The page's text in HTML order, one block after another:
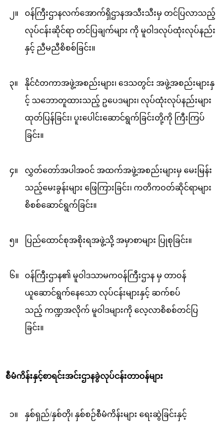
၂။ ဝန်ကြီးဌာနလက်အောက်ရှိဌာနအသီးသီးမှ တင်ပြလာသည့်
လုပ်ငန်းဆိုင်ရာ တင်ပြချက်များ ကို မူဝါဒလုပ်ထုံးလုပ်နည်း
နှင့် ညီမညီစိစစ်ခြင်း။
၃။ နိုင်ငံတကာအဖွဲ့အစည်းများ၊ ဒေသတွင်း အဖွဲ့အစည်းများနှ
င့် သဘောတူထားသည့် ဥပေဒများ၊ လုပ်ထုံးလုပ်နည်းများ
ထုတ်ပြန်ခြင်း၊ ပူးပေါင်းဆောင်ရွက်ခြင်းတို့ကို ကြီးကြပ်
ခြင်း။
၄။ လွှတ်တော်အပါအဝင် အထက်အဖွဲ့အစည်းများမှ မေးမြန်း
သည့်မေးခွန်းများ ဖြေကြားခြင်း၊ ကတိကဝတ်ဆိုင်ရာများ
စိစစ်ဆောင်ရွက်ခြင်း။
၅။ ပြည်ထောင်စုအစိုးရအဖွဲ့သို့ အမှာစာများ ပြုစုခြင်း။
၆။ ဝန်ကြီးဌာန၏ မူဝါဒသာမကဝန်ကြီးဌာန မှ တာဝန်
ယူဆောင်ရွက်နေသော လုပ်ငန်းများနှင့် ဆက်စပ်
သည့် ကဏ္ဍအလိုက် မူဝါဒများကို လေ့လာစိစစ်တင်ပြ
ခြင်း။
စီမံကိန်းနှင့်စာရင်းအင်းဌာနခွဲလုပ်ငန်းတာဝန်များ
၁။ နှစ်ရှည်/နှစ်တို၊ နှစ်စဉ်စီမံကိန်းများ ‌ရေးဆွဲခြင်းနှင့်